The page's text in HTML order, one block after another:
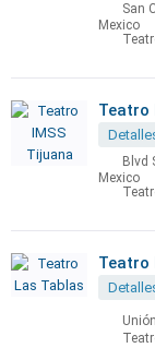
San
Mexico
Teatro
Blvd
Mexico
Teatro